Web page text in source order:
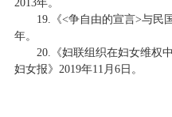
2013年。
19.《<争自由的宣言>与民
年。
20.《妇联组织在妇女维权
妇女报》2019年11月6日。